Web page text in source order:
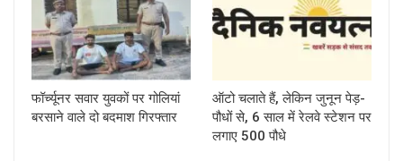
फॉर्च्यूनर सवार युवकों पर गोलियां
बरसाने वाले दो बदमाश गिरफ्तार
ऑटो चलाते हैं, लेकिन जुनून पेड़-
पौधों से, 6 साल में रेलवे स्टेशन पर
लगाए 500 पौधे